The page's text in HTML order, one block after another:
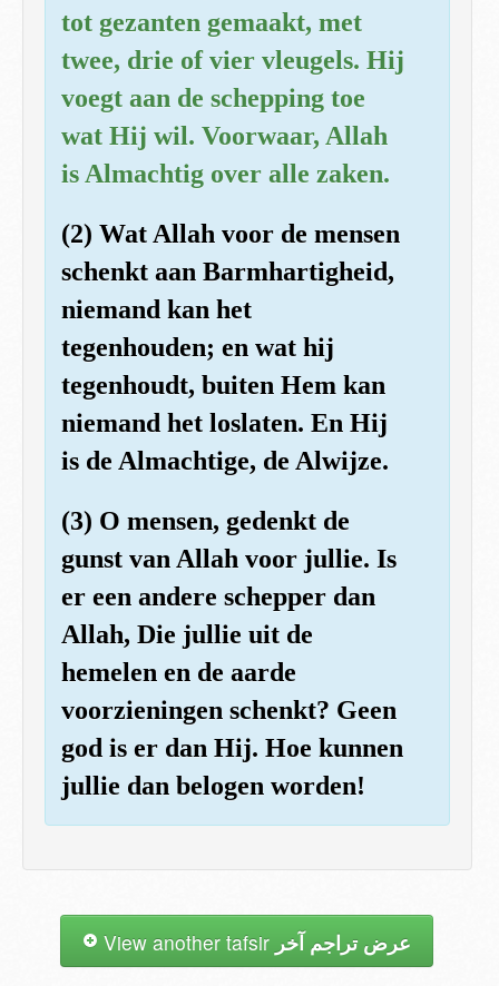
tot gezanten gemaakt, met
twee, drie of vier vleugels. Hij
voegt aan de schepping toe
wat Hij wil. Voorwaar, Allah
is Almachtig over alle zaken.
(2) Wat Allah voor de mensen
schenkt aan Barmhartigheid,
niemand kan het
tegenhouden; en wat hij
tegenhoudt, buiten Hem kan
niemand het loslaten. En Hij
is de Almachtige, de Alwijze.
(3) O mensen, gedenkt de
gunst van Allah voor jullie. Is
er een andere schepper dan
Allah, Die jullie uit de
hemelen en de aarde
voorzieningen schenkt? Geen
god is er dan Hij. Hoe kunnen
jullie dan belogen worden!
عرض تراجم آخر